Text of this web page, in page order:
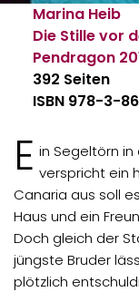
Marina Heib
Die Stille vor
Pendragon
392 Seiten
ISBN 978-3-
E in Segeltörn in
verspricht ein
Canaria aus soll
Haus und ein
Doch gleich der
jüngste Bruder
plötzlich